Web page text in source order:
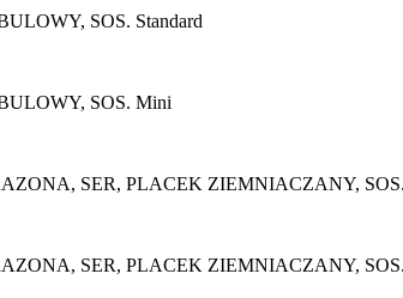
SOS. Standard
SOS. Mini
SER, PLACEK ZIEMNIACZANY, SOS.
SER, PLACEK ZIEMNIACZANY,